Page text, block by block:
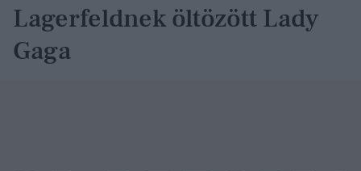
Lagerfeldnek öltözött Lady
Gaga